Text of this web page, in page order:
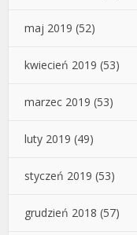
maj 2019 (52)
kwiecień 2019 (53)
marzec 2019 (53)
luty 2019 (49)
styczeń 2019 (53)
grudzień 2018 (57)